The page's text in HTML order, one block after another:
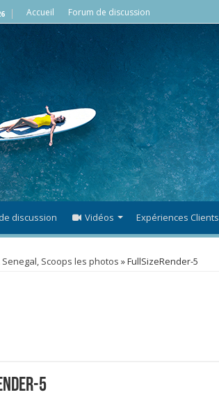
Accueil Forum de discussion
discussion Vidéos Expériences Clients
Scoops les photos »FullSizeRender-5
5